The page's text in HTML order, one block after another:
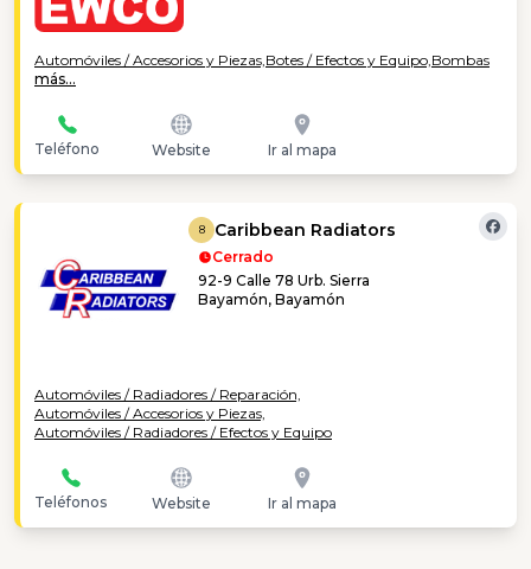
Automóviles / Accesorios y Piezas, Botes / Efectos y Equipo, Bombas
más...
Teléfono Website Ir al mapa
8 Caribbean Radiators
Cerrado
92-9 Calle 78 Urb. Sierra
Bayamón, Bayamón
Automóviles / Radiadores / Reparación,
Automóviles / Accesorios y Piezas,
Automóviles / Radiadores / Efectos y Equipo
Teléfonos Website Ir al mapa